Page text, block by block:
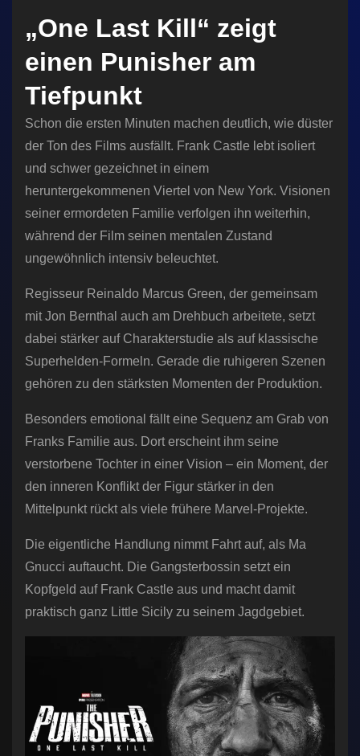
„One Last Kill“ zeigt
einen Punisher am
Tiefpunkt
Schon die ersten Minuten machen deutlich, wie düster
der Ton des Films ausfällt. Frank Castle lebt isoliert
und schwer gezeichnet in einem
heruntergekommenen Viertel von New York. Visionen
seiner ermordeten Familie verfolgen ihn weiterhin,
während der Film seinen mentalen Zustand
ungewöhnlich intensiv beleuchtet.
Regisseur Reinaldo Marcus Green, der gemeinsam
mit Jon Bernthal auch am Drehbuch arbeitete, setzt
dabei stärker auf Charakterstudie als auf klassische
Superhelden-Formeln. Gerade die ruhigeren Szenen
gehören zu den stärksten Momenten der Produktion.
Besonders emotional fällt eine Sequenz am Grab von
Franks Familie aus. Dort erscheint ihm seine
verstorbene Tochter in einer Vision – ein Moment, der
den inneren Konflikt der Figur stärker in den
Mittelpunkt rückt als viele frühere Marvel-Projekte.
Die eigentliche Handlung nimmt Fahrt auf, als Ma
Gnucci auftaucht. Die Gangsterbossin setzt ein
Kopfgeld auf Frank Castle aus und macht damit
praktisch ganz Little Sicily zu seinem Jagdgebiet.